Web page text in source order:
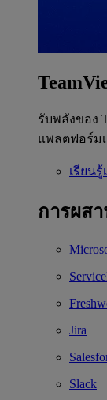
รับพลังของ
แพลตฟอร์ม
เรียนรู้
การผส
Jira
Slack